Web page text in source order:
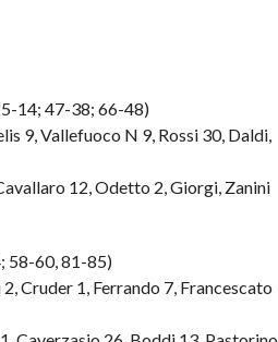
14; 47-38; 66-48)
9, Vallefuoco N 9, Rossi 30, Daldi,
12, Odetto 2, Giorgi, Zanini
58-60, 81-85)
Cruder 1, Ferrando 7, Francescato